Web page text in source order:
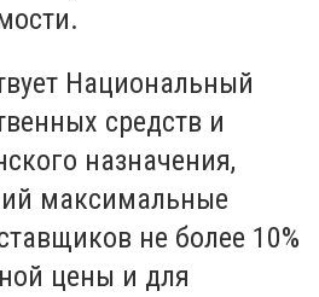
Национальный
средств и
назначения,
максимальные
не более 10%
цены и для